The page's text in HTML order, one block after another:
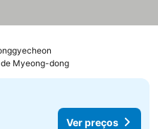
de Myeong-dong
Ver preços